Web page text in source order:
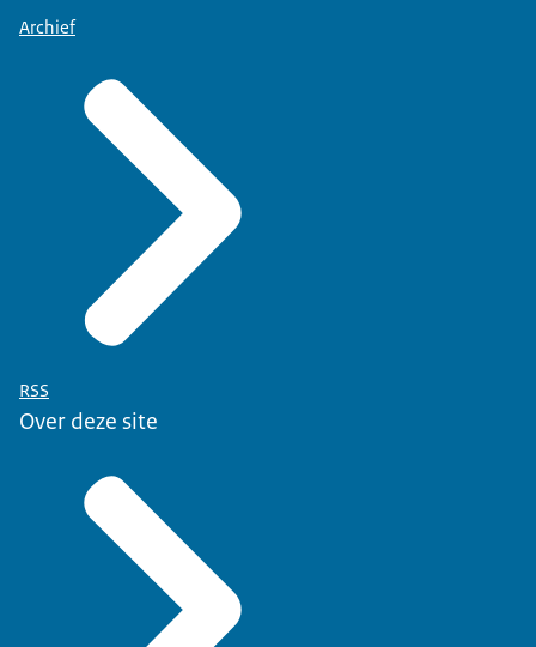
Archief
RSS
Over deze site